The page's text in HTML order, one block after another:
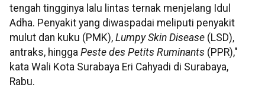
tengah tingginya lalu lintas ternak menjelang Idul
Adha. Penyakit yang diwaspadai meliputi penyakit
mulut dan kuku (PMK), Lumpy Skin Disease (LSD),
antraks, hingga Peste des Petits Ruminants (PPR),"
kata Wali Kota Surabaya Eri Cahyadi di Surabaya,
Rabu.